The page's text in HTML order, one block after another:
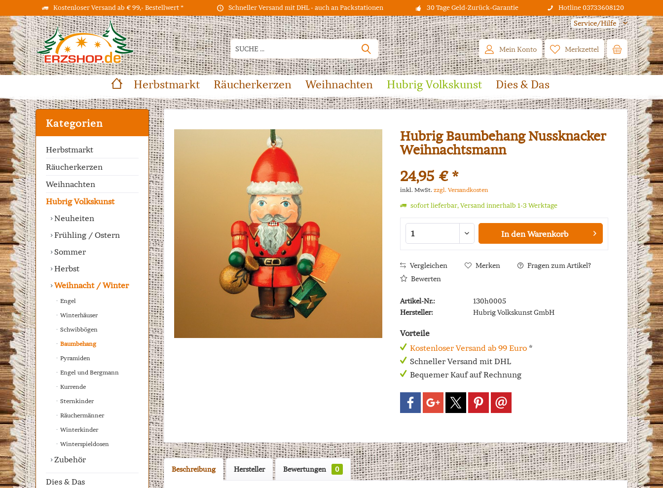
Kostenloser Versand ab € 99,- Bestellwert * Schneller Versand mit DHL - auch an Packstationen 30 Tage Geld-Zurück-Garantie Hotline 03733608120
Service/Hilfe
Merkzettel
Mein Konto
Herbstmarkt Räucherkerzen Weihnachten Hubrig Volkskunst Dies & Das
Kategorien
Herbstmarkt
Räucherkerzen
Weihnachten
Hubrig Volkskunst
Neuheiten
Frühling / Ostern
Sommer
Herbst
Weihnacht / Winter
Engel
Winterhäuser
Schwibbögen
Baumbehang
Pyramiden
Engel und Bergmann
Kurrende
Sternkinder
Räuchermänner
Winterkinder
Winterspieldosen
Zubehör
Dies & Das
Hubrig Baumbehang Nussknacker
Weihnachtsmann
24,95 € *
inkl. MwSt. zzgl. Versandkosten
sofort lieferbar, Versand innerhalb 1-3 Werktage
In den Warenkorb
Vergleichen Merken
Fragen zum Artikel?
Bewerten
Artikel-Nr.:
130h0005
Hersteller:
Hubrig Volkskunst GmbH
Vorteile
Kostenloser Versand ab 99 Euro*
Schneller Versand mit DHL
Bequemer Kauf auf Rechnung
Beschreibung Hersteller Bewertungen 0